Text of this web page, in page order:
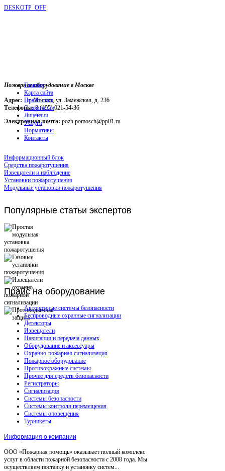
DESKOTP_OFF
Пожарное оборудование в Москве
Адрес: г. Москва, ул. Замежская, д. 236
Телефоны:8 (495) 021-54-36
Электронная почта: pozh.pomosch@pp01.ru
Главная
Карта сайта
Прайс-лист
О компании
Лицензии
Услуги
Нормативы
Контакты
Информационный блок
Средства пожаротушения
Извещатели и наблюдение
Установки пожаротушения
Модульные установки пожаротушения
Популярные статьи экспертов
Прайсна оборудование
Автономные системы безопасности
Беспроводные охранные сигнализации
Детекторы
Извещатели
Навигация и передача данных
Оборудование и аксессуары
Охранно-пожарная сигнализация
Пожарное оборудование
Противокражные системы
Прочее для средств безопасности
Регистраторы
Сигнализация
Системы безопасности
Системы контроля перемещения
Системы оповещения
Турникеты
Информация о компании
ООО «Пожарная помощь» оказывает полный комплекс
услуг в области пожарной безопасности с 2008 года. Мы
осуществляем поставку и установку систем...